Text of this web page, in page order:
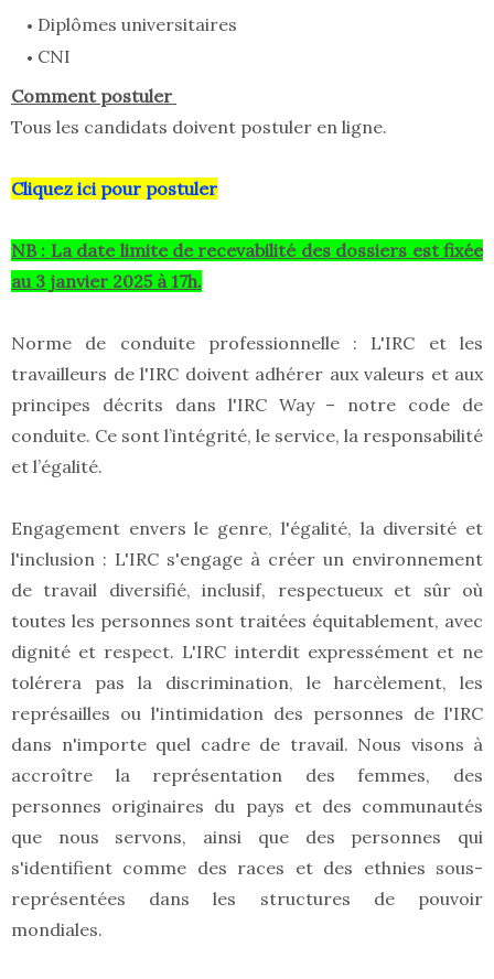
Diplômes universitaires
CNI
Comment postuler
Tous les candidats doivent postuler en ligne.
Cliquez ici pour postuler
NB : La date limite de recevabilité des dossiers est fixée
au 3 janvier 2025 à 17h.
Norme de conduite professionnelle : L'IRC et les
travailleurs de l'IRC doivent adhérer aux valeurs et aux
principes décrits dans l'IRC Way – notre code de
conduite. Ce sont l’intégrité, le service, la responsabilité
et l’égalité.
Engagement envers le genre, l'égalité, la diversité et
l'inclusion : L'IRC s'engage à créer un environnement
de travail diversifié, inclusif, respectueux et sûr où
toutes les personnes sont traitées équitablement, avec
dignité et respect. L'IRC interdit expressément et ne
tolérera pas la discrimination, le harcèlement, les
représailles ou l'intimidation des personnes de l'IRC
dans n'importe quel cadre de travail. Nous visons à
accroître la représentation des femmes, des
personnes originaires du pays et des communautés
que nous servons, ainsi que des personnes qui
s'identifient comme des races et des ethnies sous-
représentées dans les structures de pouvoir
mondiales.